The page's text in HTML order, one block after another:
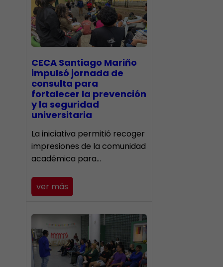
CECA Santiago Mariño
impulsó jornada de
consulta para
fortalecer la prevención
y la seguridad
universitaria
La iniciativa permitió recoger
impresiones de la comunidad
académica para…
ver más